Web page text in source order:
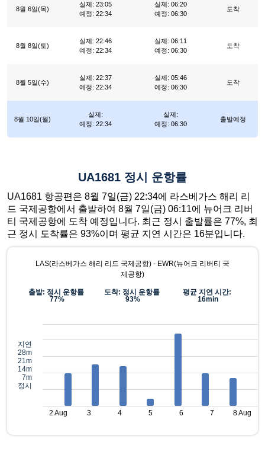
8월 6일(목)
실제: 23:05
예정: 22:34
실제: 06:20
예정: 06:30
도착
8월 8일(토)
실제: 22:46
예정: 22:34
실제: 06:11
예정: 06:30
도착
8월 5일(수)
실제: 22:37
예정: 22:34
실제: 05:46
예정: 06:30
도착
8월 10일(월)
실제:
예정: 22:34
실제:
예정: 06:30
출발예정
UA1681 정시 운항률
UA1681 항공편은 8월 7일(금) 22:34에 라스베가스 해리 리
드 국제공항에서 출발하여 8월 7일(금) 06:11에 뉴어크 리버
티 국제공항에 도착 예정입니다. 최근 정시 출발률은 77%, 최
근 정시 도착률은 93%이며 평균 지연 시간은 16분입니다.
LAS(라스베가스 해리 리드 국제공항) - EWR(뉴어크 리버티 국
제공항)
출발: 정시 운항률
77%
도착: 정시 운항률
93%
평균 지연 시간:
16min
지연
28m
21m
14m
7m
정시
2 Aug 3 4 5 6 7 8 Aug